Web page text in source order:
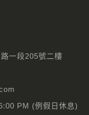
一段205號二樓
PM (例假日休息)